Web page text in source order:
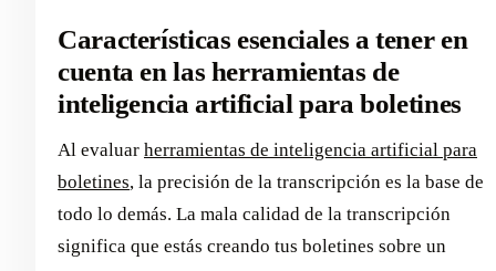
Características esenciales a tener en
cuenta en las herramientas de
inteligencia artificial para boletines
Al evaluar herramientas de inteligencia artificial para
boletines, la precisión de la transcripción es la base de
todo lo demás. La mala calidad de la transcripción
significa que estás creando tus boletines sobre un